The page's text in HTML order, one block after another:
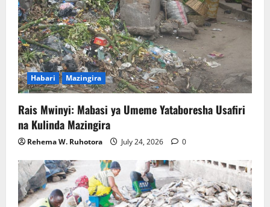
Habari Mazingira
Rais Mwinyi: Mabasi ya Umeme Yataboresha Usafiri
na Kulinda Mazingira
Rehema W. Ruhotora July 24, 2026 0